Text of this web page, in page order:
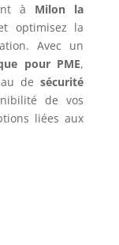
à Milon la
optimisez la
Avec un
pour PME,
desécurité
de vos
liées aux